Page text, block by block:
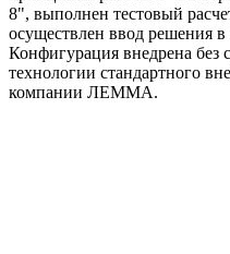
8", выполнен тестовый
осуществлен ввод решения
Конфигурация внедрена
технологии стандартного
компании ЛЕММА.